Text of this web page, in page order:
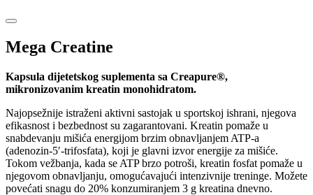
Mega Creatine
Kapsula dijetetskog suplementa sa Creapure®,
mikronizovanim kreatin monohidratom.
Najopsežnije istraženi aktivni sastojak u sportskoj ishrani, njegova
efikasnost i bezbednost su zagarantovani. Kreatin pomaže u
snabdevanju mišića energijom brzim obnavljanjem ATP-a
(adenozin-5′-trifosfata), koji je glavni izvor energije za mišiće.
Tokom vežbanja, kada se ATP brzo potroši, kreatin fosfat pomaže u
njegovom obnavljanju, omogućavajući intenzivnije treninge. Možete
povećati snagu do 20% konzumiranjem 3 g kreatina dnevno.